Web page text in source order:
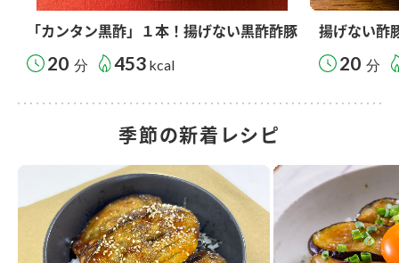
「カンタン黒酢」１本！揚げない黒酢酢豚
20 分 453 kcal
揚げない酢
20 分
季節の新着レシピ